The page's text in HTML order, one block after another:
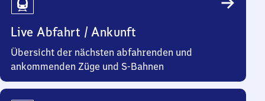
Live Abfahrt / Ankunft
Übersicht der nächsten abfahrenden und
ankommenden Züge und S-Bahnen